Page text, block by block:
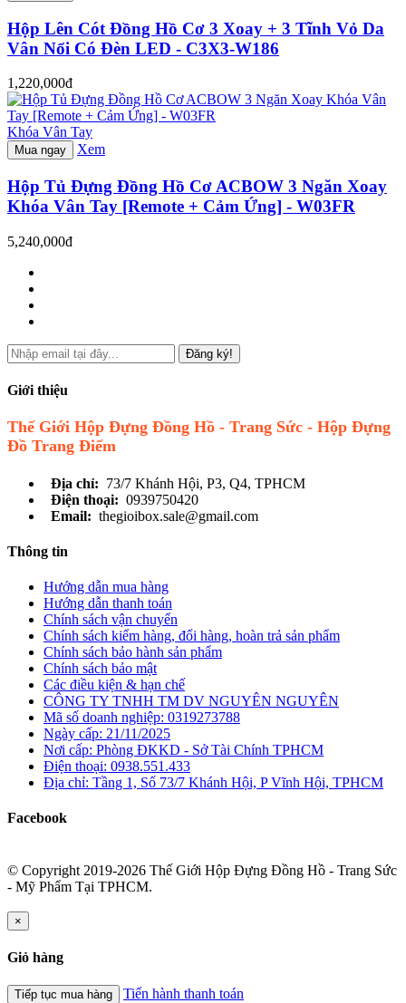
Hộp Lên Cót Đồng Hồ Cơ 3 Xoay + 3 Tĩnh Vỏ Da
Vân Nổi Có Đèn LED - C3X3-W186
1,220,000đ
Khóa Vân Tay
Mua ngay Xem
Hộp Tủ Đựng Đồng Hồ Cơ ACBOW 3 Ngăn Xoay
Khóa Vân Tay [Remote + Cảm Ứng] - W03FR
5,240,000đ
Đăng ký!
Giới thiệu
Thế Giới Hộp Đựng Đồng Hồ - Trang Sức - Hộp Đựng
Đồ Trang Điểm
Địa chỉ: 73/7 Khánh Hội, P3, Q4, TPHCM
Điện thoại: 0939750420
Email: thegioibox.sale@gmail.com
Thông tin
Hướng dẫn mua hàng
Hướng dẫn thanh toán
Chính sách vận chuyển
Chính sách kiểm hàng, đổi hàng, hoàn trả sản phẩm
Chính sách bảo hành sản phẩm
Chính sách bảo mật
Các điều kiện & hạn chế
CÔNG TY TNHH TM DV NGUYÊN NGUYÊN
Mã số doanh nghiệp: 0319273788
Ngày cấp: 21/11/2025
Nơi cấp: Phòng ĐKKD - Sở Tài Chính TPHCM
Điện thoại: 0938.551.433
Địa chỉ: Tầng 1, Số 73/7 Khánh Hội, P Vĩnh Hội, TPHCM
Facebook
© Copyright 2019-2026 Thế Giới Hộp Đựng Đồng Hồ - Trang Sức
- Mỹ Phẩm Tại TPHCM.
×
Giỏ hàng
Tiếp tục mua hàng Tiến hành thanh toán